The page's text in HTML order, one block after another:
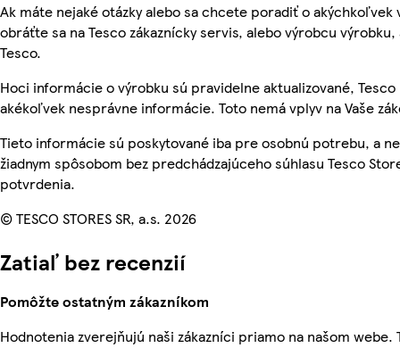
Ak máte nejaké otázky alebo sa chcete poradiť o akýchkoľvek
obráťte sa na Tesco zákaznícky servis, alebo výrobcu
Tesco.
Hoci informácie o výrobku sú pravidelne aktualizované,
akékoľvek nesprávne informácie. Toto nemá vplyv na Vaše
Tieto informácie sú poskytované iba pre osobnú potrebu, a
žiadnym spôsobom bez predchádzajúceho súhlasu Tesco
potvrdenia.
© TESCO STORES SR, a.s. 2026
Zatiaľ bez recenzií
Pomôžte ostatným zákazníkom
Hodnotenia zverejňujú naši zákazníci priamo na našom